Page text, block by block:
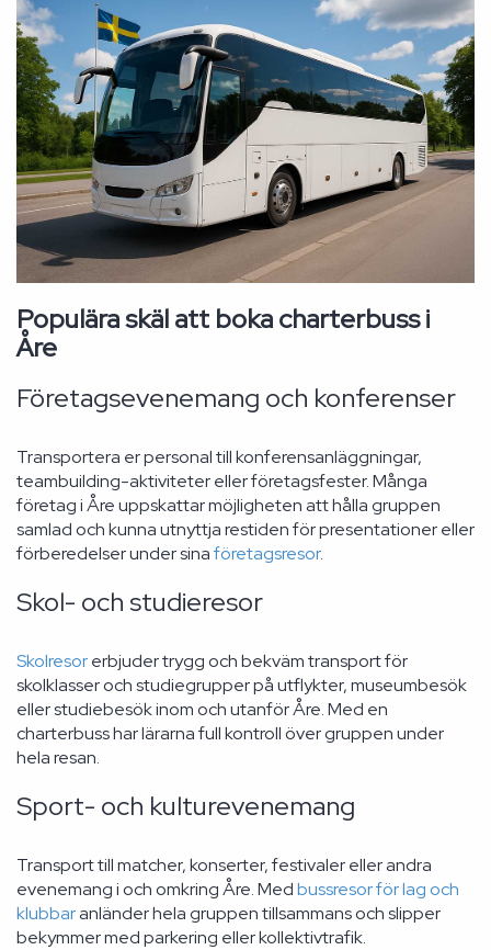
Populära skäl att boka charterbuss i
Åre
Företagsevenemang och konferenser
Transportera er personal till konferensanläggningar,
teambuilding-aktiviteter eller företagsfester. Många
företag i Åre uppskattar möjligheten att hålla gruppen
samlad och kunna utnyttja restiden för presentationer eller
förberedelser under sinaföretagsresor.
Skol- och studieresor
Skolresorerbjuder trygg och bekväm transport för
skolklasser och studiegrupper på utflykter, museumbesök
eller studiebesök inom och utanför Åre. Med en
charterbuss har lärarna full kontroll över gruppen under
hela resan.
Sport- och kulturevenemang
Transport till matcher, konserter, festivaler eller andra
evenemang i och omkring Åre. Medbussresor för lag och
klubbaranländer hela gruppen tillsammans och slipper
bekymmer med parkering eller kollektivtrafik.